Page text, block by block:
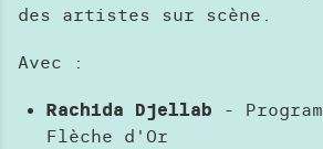
des artistes sur scène.
Avec :
Rachida Djellab -
Flèche d'Or